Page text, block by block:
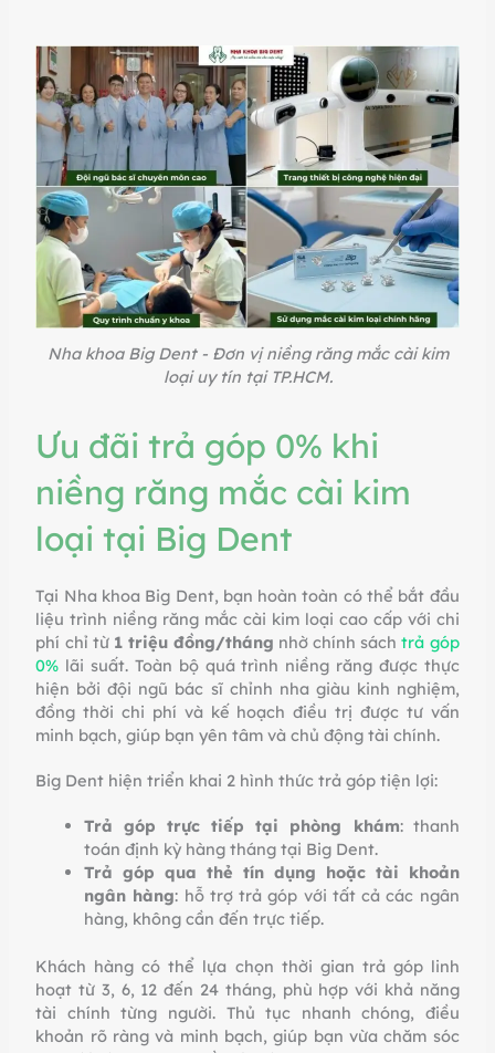
Nha khoa Big Dent - Đơn vị niềng răng mắc cài kim
loại uy tín tại TP.HCM.
Ưu đãi trả góp 0% khi
niềng răng mắc cài kim
loại tại Big Dent
Tại Nha khoa Big Dent, bạn hoàn toàn có thể bắt đầu
liệu trình niềng răng mắc cài kim loại cao cấp với chi
phí chỉ từ 1 triệu đồng/tháng nhờ chính sáchtrả góp
0% lãi suất. Toàn bộ quá trình niềng răng được thực
hiện bởi đội ngũ bác sĩ chỉnh nha giàu kinh nghiệm,
đồng thời chi phí và kế hoạch điều trị được tư vấn
minh bạch, giúp bạn yên tâm và chủ động tài chính.
Big Dent hiện triển khai 2 hình thức trả góp tiện lợi:
Trả góp trực tiếp tại phòng khám: thanh
toán định kỳ hàng tháng tại Big Dent.
Trả góp qua thẻ tín dụng hoặc tài khoản
ngân hàng: hỗ trợ trả góp với tất cả các ngân
hàng, không cần đến trực tiếp.
Khách hàng có thể lựa chọn thời gian trả góp linh
hoạt từ 3, 6, 12 đến 24 tháng, phù hợp với khả năng
tài chính từng người. Thủ tục nhanh chóng, điều
khoản rõ ràng và minh bạch, giúp bạn vừa chăm sóc